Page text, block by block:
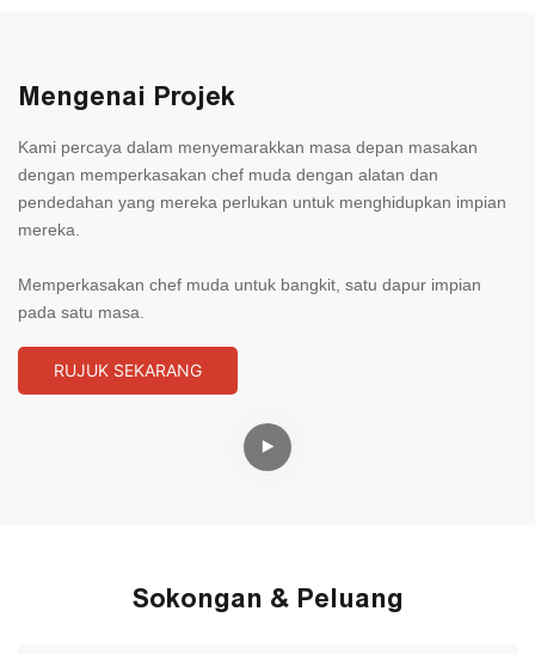
Mengenai Projek
Kami percaya dalam menyemarakkan masa depan masakan
dengan memperkasakan chef muda dengan alatan dan
pendedahan yang mereka perlukan untuk menghidupkan impian
mereka.
Memperkasakan chef muda untuk bangkit, satu dapur impian
pada satu masa.
RUJUK SEKARANG
Sokongan & Peluang